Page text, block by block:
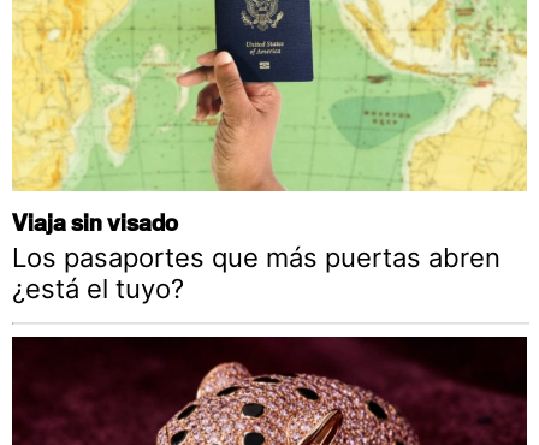
Viaja sin visado
Los pasaportes que más puertas abren
¿está el tuyo?